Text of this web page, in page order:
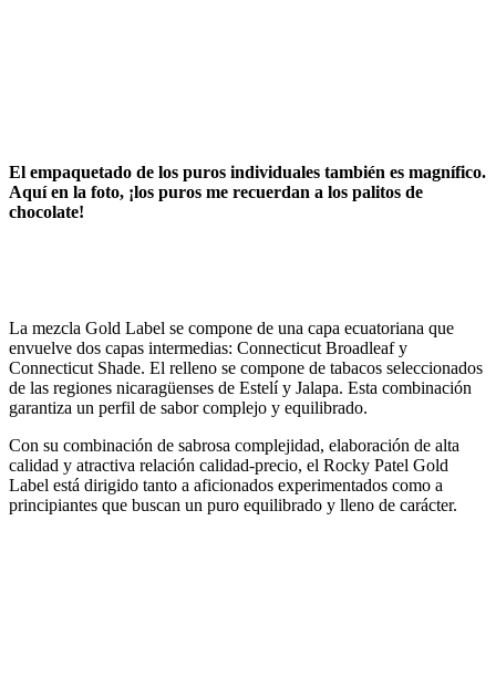
El empaquetado de los puros individuales también es magnífico.
Aquí en la foto, ¡los puros me recuerdan a los palitos de
chocolate!
La mezcla Gold Label se compone de una capa ecuatoriana que
envuelve dos capas intermedias: Connecticut Broadleaf y
Connecticut Shade. El relleno se compone de tabacos seleccionados
de las regiones nicaragüenses de Estelí y Jalapa. Esta combinación
garantiza un perfil de sabor complejo y equilibrado.
Con su combinación de sabrosa complejidad, elaboración de alta
calidad y atractiva relación calidad-precio, el Rocky Patel Gold
Label está dirigido tanto a aficionados experimentados como a
principiantes que buscan un puro equilibrado y lleno de carácter.